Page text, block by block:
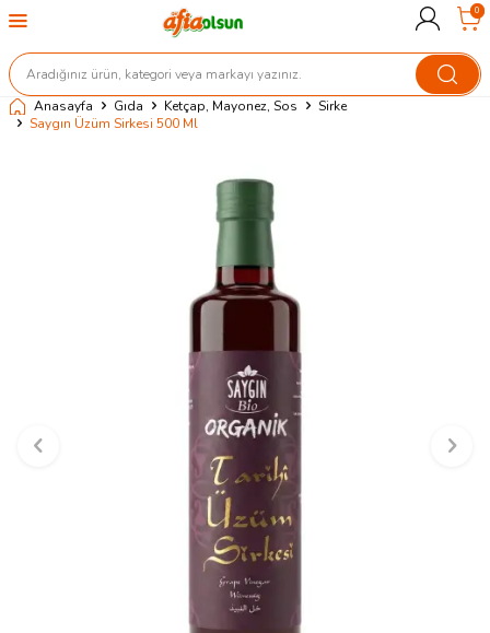
0
Anasayfa Gıda Ketçap, Mayonez, Sos
Sirke
Saygın Üzüm Sirkesi 500 Ml